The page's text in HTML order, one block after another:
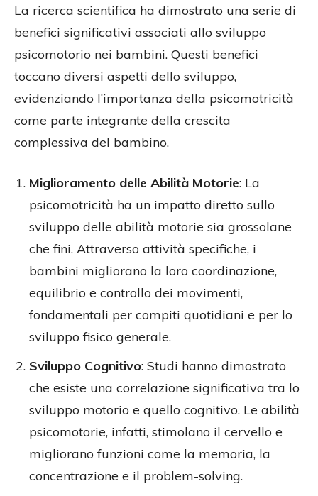
La ricerca scientifica ha dimostrato una serie di
benefici significativi associati allo sviluppo
psicomotorio nei bambini. Questi benefici
toccano diversi aspetti dello sviluppo,
evidenziando l’importanza della psicomotricità
come parte integrante della crescita
complessiva del bambino.
Miglioramento delle Abilità Motorie: La
psicomotricità ha un impatto diretto sullo
sviluppo delle abilità motorie sia grossolane
che fini. Attraverso attività specifiche, i
bambini migliorano la loro coordinazione,
equilibrio e controllo dei movimenti,
fondamentali per compiti quotidiani e per lo
sviluppo fisico generale​​.
Sviluppo Cognitivo: Studi hanno dimostrato
che esiste una correlazione significativa tra lo
sviluppo motorio e quello cognitivo. Le abilità
psicomotorie, infatti, stimolano il cervello e
migliorano funzioni come la memoria, la
concentrazione e il problem-solving​​​​.